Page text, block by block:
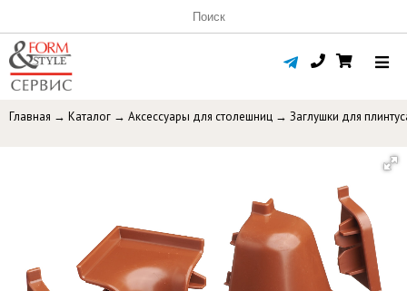
Главная → Каталог → Аксессуары для столешниц → Заглушки для